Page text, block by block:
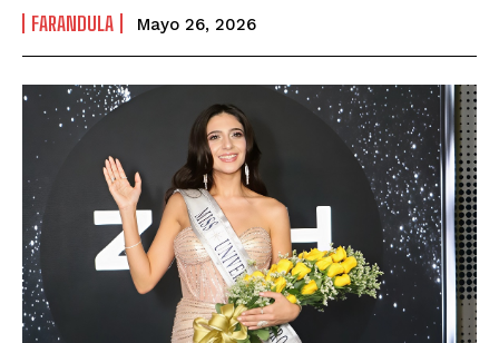
FARANDULA Mayo 26, 2026